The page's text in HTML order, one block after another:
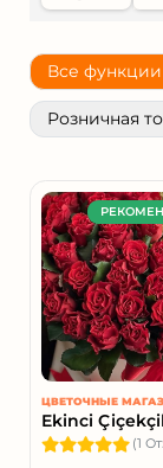
Все функции
Розничная
ЦВЕТОЧНЫЕ
Ekinci
(1